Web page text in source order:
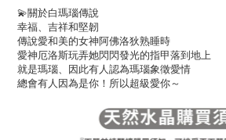
💫關於白瑪瑙傳說
幸福、吉祥和堅韌
傳說愛和美的女神阿佛洛狄熟睡時
愛神厄洛斯玩弄她閃閃發光的指甲落到地上
就是瑪瑙、因此有人認為瑪瑙象徵愛情
總會有人因為是你！所以超級愛你～